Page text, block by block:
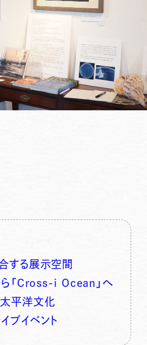
する展示空間
ら「Cross-i Ocean」へ
平洋文化
ブイベント